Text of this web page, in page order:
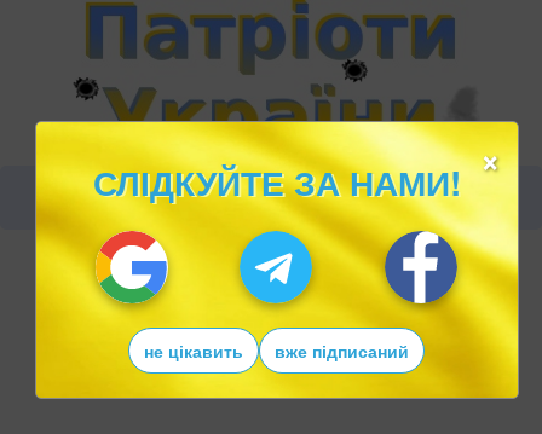
×
СЛІДКУЙТЕ ЗА НАМИ!
не цікавить вже підписаний